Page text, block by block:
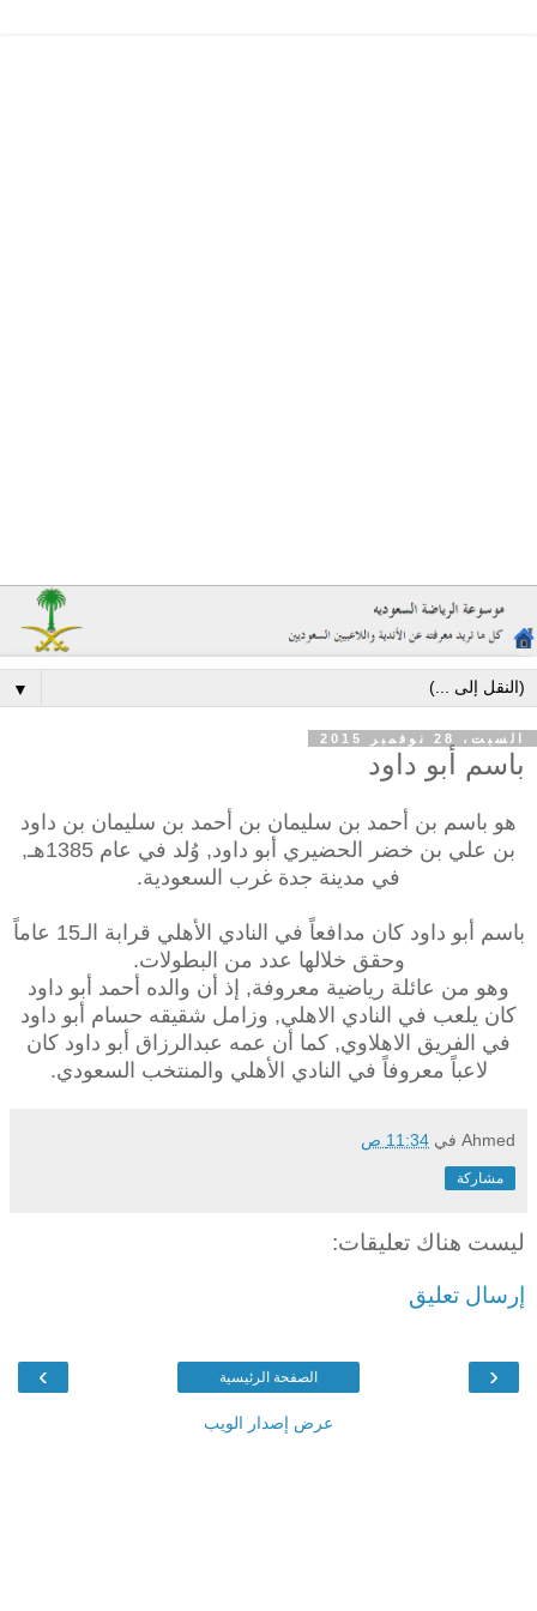
▼
السبت، 28 نوفمبر 2015
باسم أبو داود
هو باسم بن أحمد بن سليمان بن أحمد بن سليمان بن داود
بن علي بن خضر الحضيري أبو داود, وُلد في عام 1385هـ,
في مدينة جدة غرب السعودية.
باسم أبو داود كان مدافعاً في النادي الأهلي قرابة الـ15 عاماً
وحقق خلالها عدد من البطولات.
وهو من عائلة رياضية معروفة, إذ أن والده أحمد أبو داود
كان يلعب في النادي الاهلي, وزامل شقيقه حسام أبو داود
في الفريق الاهلاوي, كما أن عمه عبدالرزاق أبو داود كان
لاعباً معروفاً في النادي الأهلي والمنتخب السعودي.
Ahmed في 11:34 ص
مشاركة
ليست هناك تعليقات:
إرسال تعليق
‹
› الصفحة الرئيسية
عرض إصدار الويب